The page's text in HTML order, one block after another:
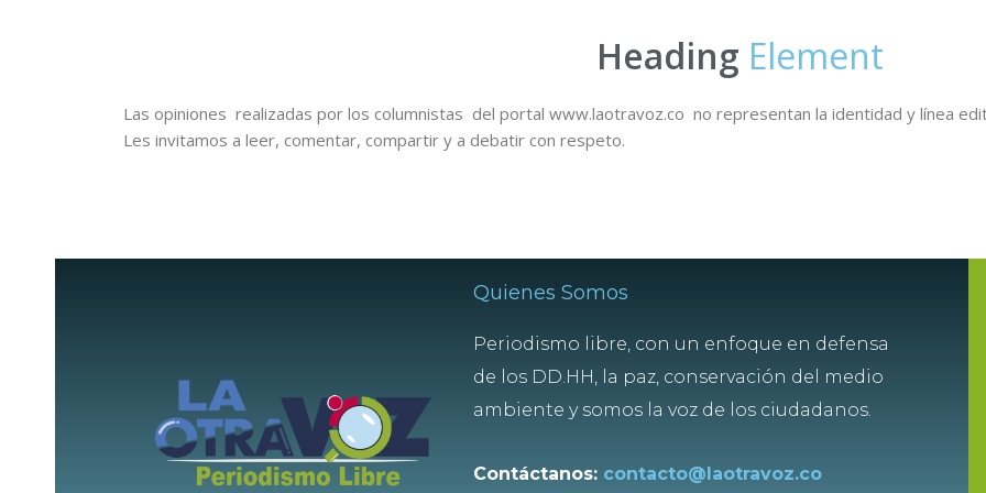
Heading Element
Las opiniones realizadas por los columnistas del portal www.laotravoz.co no representan la identidad y línea
Les invitamos a leer, comentar, compartir y a debatir con respeto.
Quienes Somos
Periodismo libre, con un enfoque en defensa
de los DD.HH, la paz, conservación del medio
ambiente y somos la voz de los ciudadanos.
Contáctanos: contacto@laotravoz.co